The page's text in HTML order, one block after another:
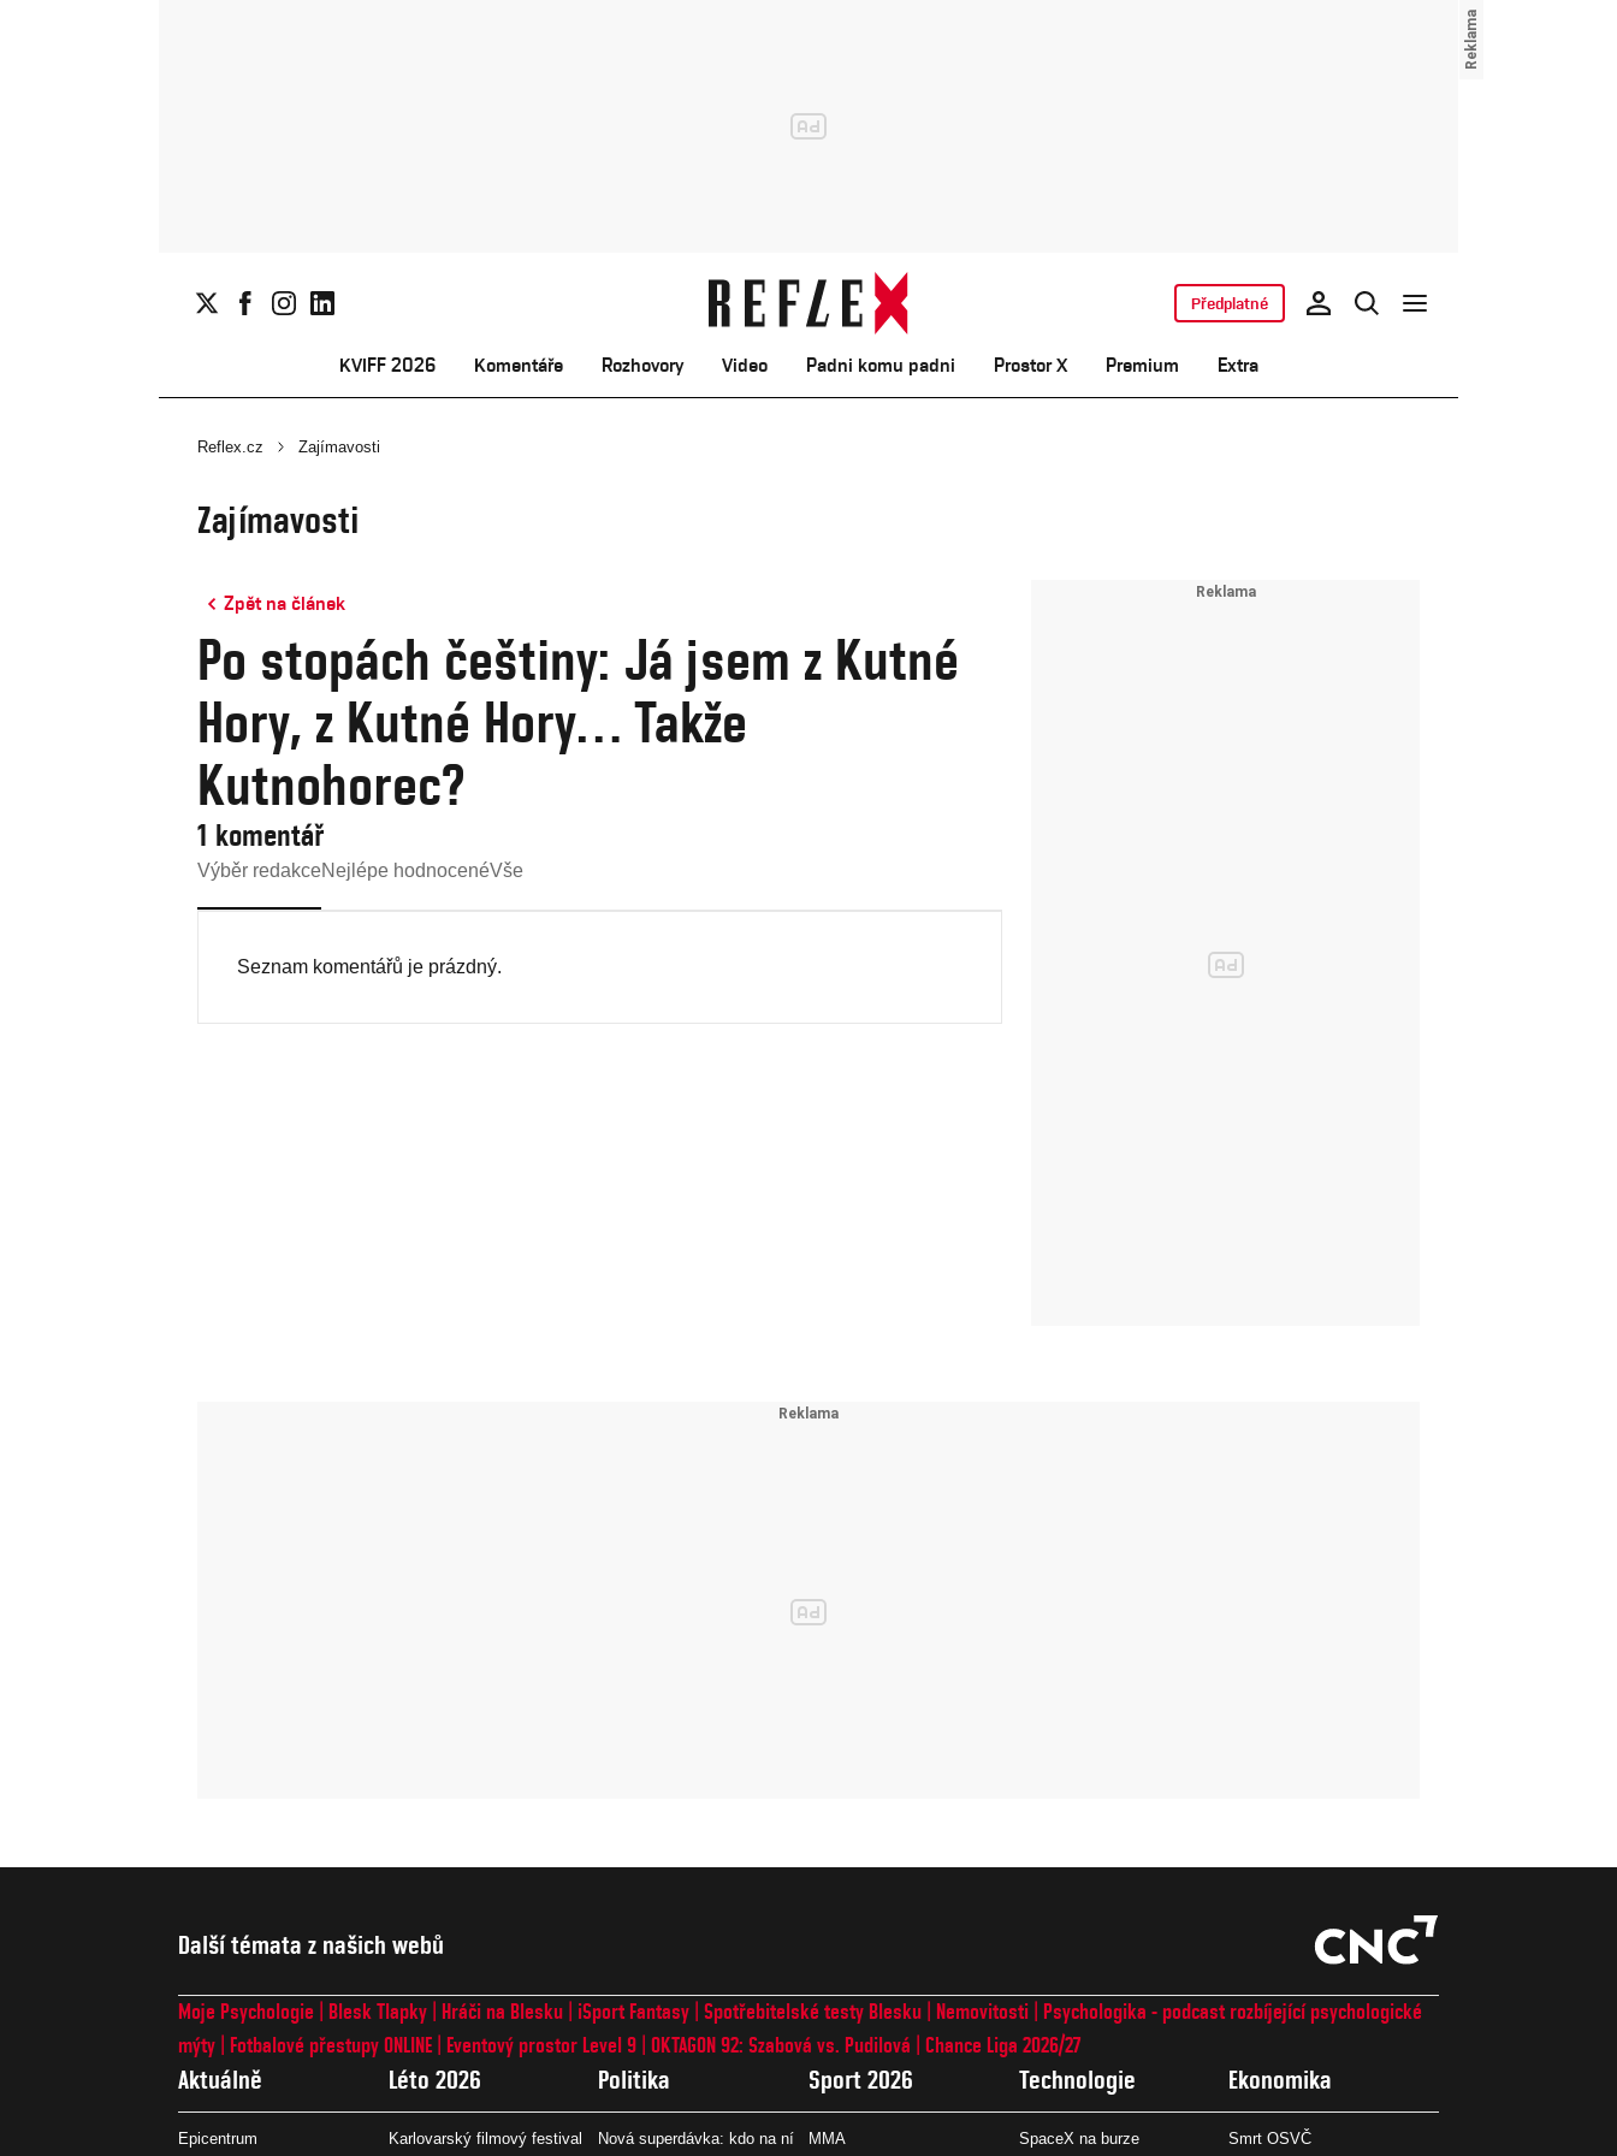
KVIFF 2026 Komentáře Rozhovory Video Padni komu padni Prostor X Premium Extra
Předplatné
Reflex.cz Zajímavosti
Zajímavosti
Zpět na článek
Po stopách češtiny: Já jsem z Kutné
Hory, z Kutné Hory… Takže
Kutnohorec?
1 komentář
Výběr redakceNejlépe hodnocenéVše
Seznam komentářů je prázdný.
Další témata z našich webů
Moje Psychologie Blesk Tlapky Hráči na Blesku iSport Fantasy Spotřebitelské testy Blesku Nemovitosti
Psychologika - podcast rozbíjející psychologické
mýty
Fotbalové přestupy ONLINE Eventový prostor Level 9 OKTAGON 92: Szabová vs. Pudilová Chance Liga 2026/27
Aktuálně
Epicentrum
Léto 2026
Karlovarský filmový festival
Politika
Nová superdávka: kdo na ní
Sport 2026
MMA
Technologie
SpaceX na burze
Ekonomika
Smrt OSVČ